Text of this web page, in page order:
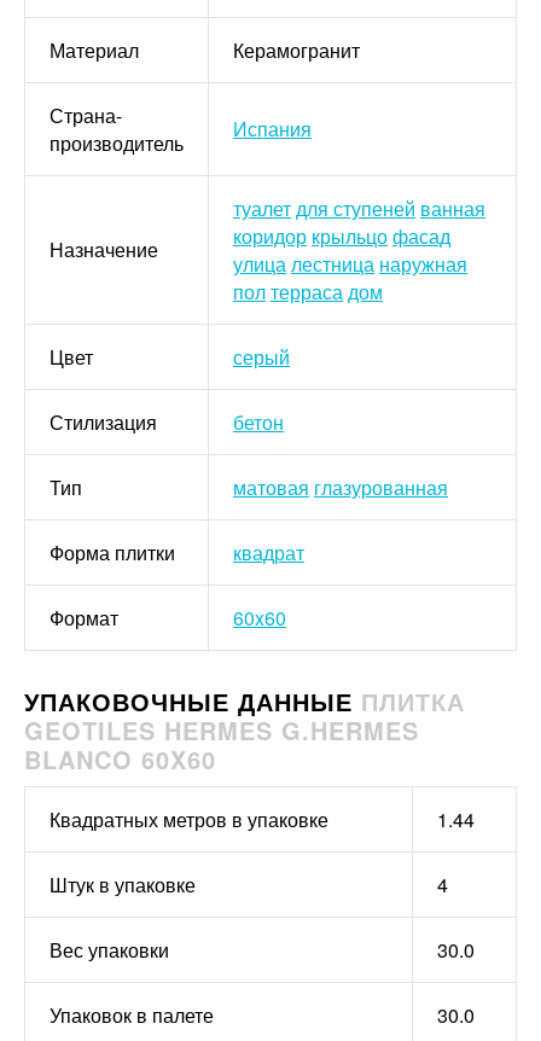
Материал Керамогранит
Страна-
производитель
Испания
Назначение
туалетдля ступеней ванная
коридор крыльцофасад
улицалестница наружная
полтеррасадом
Цвет серый
Стилизация бетон
Тип матовая глазурованная
Форма плитки квадрат
Формат 60x60
УПАКОВОЧНЫЕ ДАННЫЕ ПЛИТКА
GEOTILES HERMES G.HERMES
BLANCO 60X60
Квадратных метров в упаковке 1.44
Штук в упаковке 4
Вес упаковки 30.0
Упаковок в палете 30.0